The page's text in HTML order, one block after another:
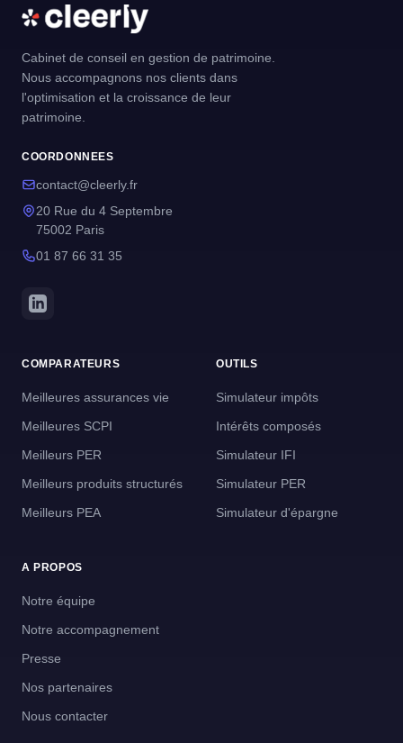
Cabinet de conseil en gestion de patrimoine.
Nous accompagnons nos clients dans
l'optimisation et la croissance de leur
patrimoine.
COORDONNEES
contact@cleerly.fr
20 Rue du 4 Septembre
75002 Paris
01 87 66 31 35
COMPARATEURS
Meilleures assurances vie
Meilleures SCPI
Meilleurs PER
Meilleurs produits structurés
Meilleurs PEA
OUTILS
Simulateur impôts
Intérêts composés
Simulateur IFI
Simulateur PER
Simulateur d'épargne
A PROPOS
Notre équipe
Notre accompagnement
Presse
Nos partenaires
Nous contacter